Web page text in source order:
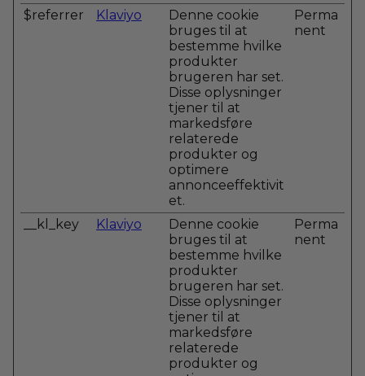
$referrer Klaviyo
Denne cookie
bruges til at
bestemme hvilke
produkter
brugeren har set.
Disse oplysninger
tjener til at
markedsføre
relaterede
produkter og
optimere
annonceeffektivit
et.
Perma
nent
__kl_key Klaviyo
Denne cookie
bruges til at
bestemme hvilke
produkter
brugeren har set.
Disse oplysninger
tjener til at
markedsføre
relaterede
produkter og
Perma
nent